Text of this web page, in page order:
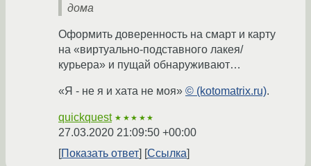
дома
Оформить доверенность на смарт и карту
на «виртуально-подставного лакея/
курьера» и пущай обнаруживают…
«Я - не я и хата не моя» © (kotomatrix.ru).
quickquest ★★★★★
27.03.2020 21:09:50 +00:00
Показать ответ
Ссылка